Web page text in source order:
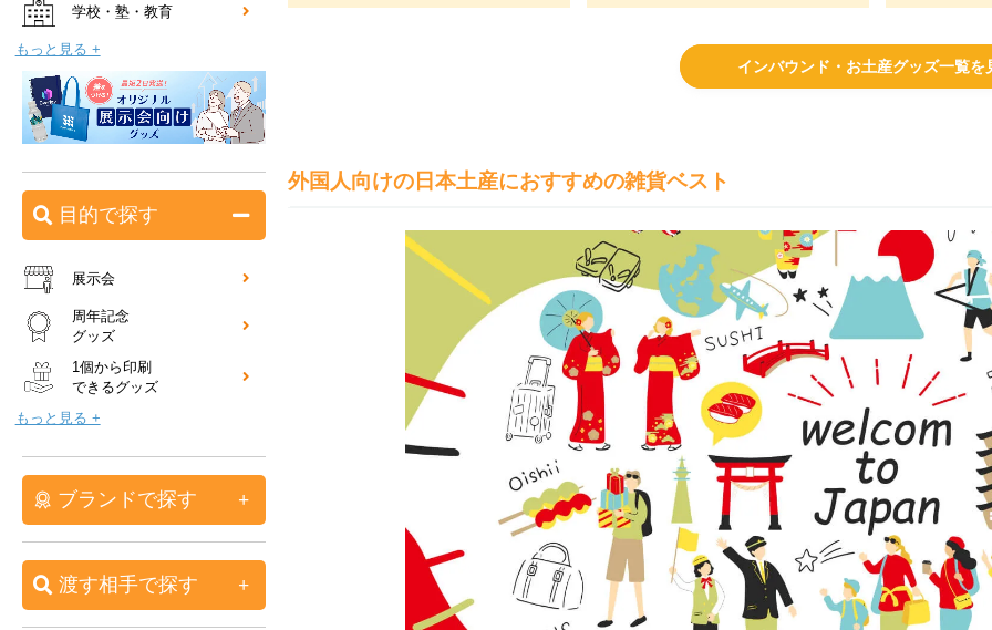
インバウンド・お土産グッズ一覧を
外国人向けの日本土産におすすめの雑貨ベスト
学校・塾・教育
もっと見る +
目的で探す
展示会
周年記念
グッズ
1個から印刷
できるグッズ
もっと見る +
ブランドで探す
渡す相手で探す